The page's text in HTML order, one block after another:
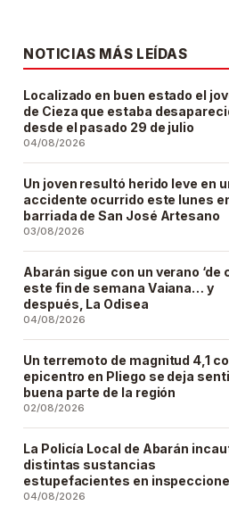
NOTICIAS MÁS LEÍDAS
Localizado en buen estado el
de Cieza que estaba
desde el pasado 29 de julio
04/08/2026
Un joven resultó herido leve en
accidente ocurrido este lunes
barriada de San José Artesano
03/08/2026
Abarán sigue con un verano ‘de
este fin de semana Vaiana… y
después, La Odisea
04/08/2026
Un terremoto de magnitud 4,1
epicentro en Pliego se deja
buena parte de la región
02/08/2026
La Policía Local de Abarán
distintas sustancias
estupefacientes en
locales públicos del municipio
04/08/2026